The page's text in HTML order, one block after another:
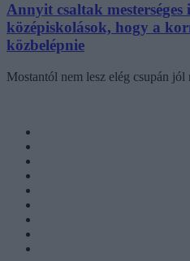
Annyit csaltak
középiskolások, hogy a
közbelépnie
Mostantól nem lesz elég csupán